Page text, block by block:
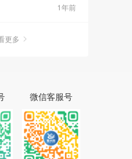
1年前
更多
微信客服号